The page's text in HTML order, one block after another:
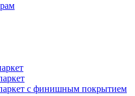
с финишным покрытием